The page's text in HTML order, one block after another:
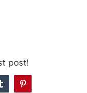
post!
TumblrPinterest